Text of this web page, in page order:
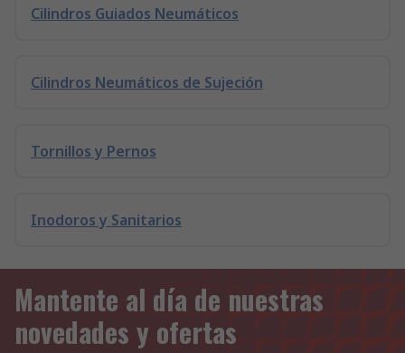
Cilindros Guiados Neumáticos
Cilindros Neumáticos de Sujeción
Tornillos y Pernos
Inodoros y Sanitarios
Mantente al día de nuestras
novedades y ofertas